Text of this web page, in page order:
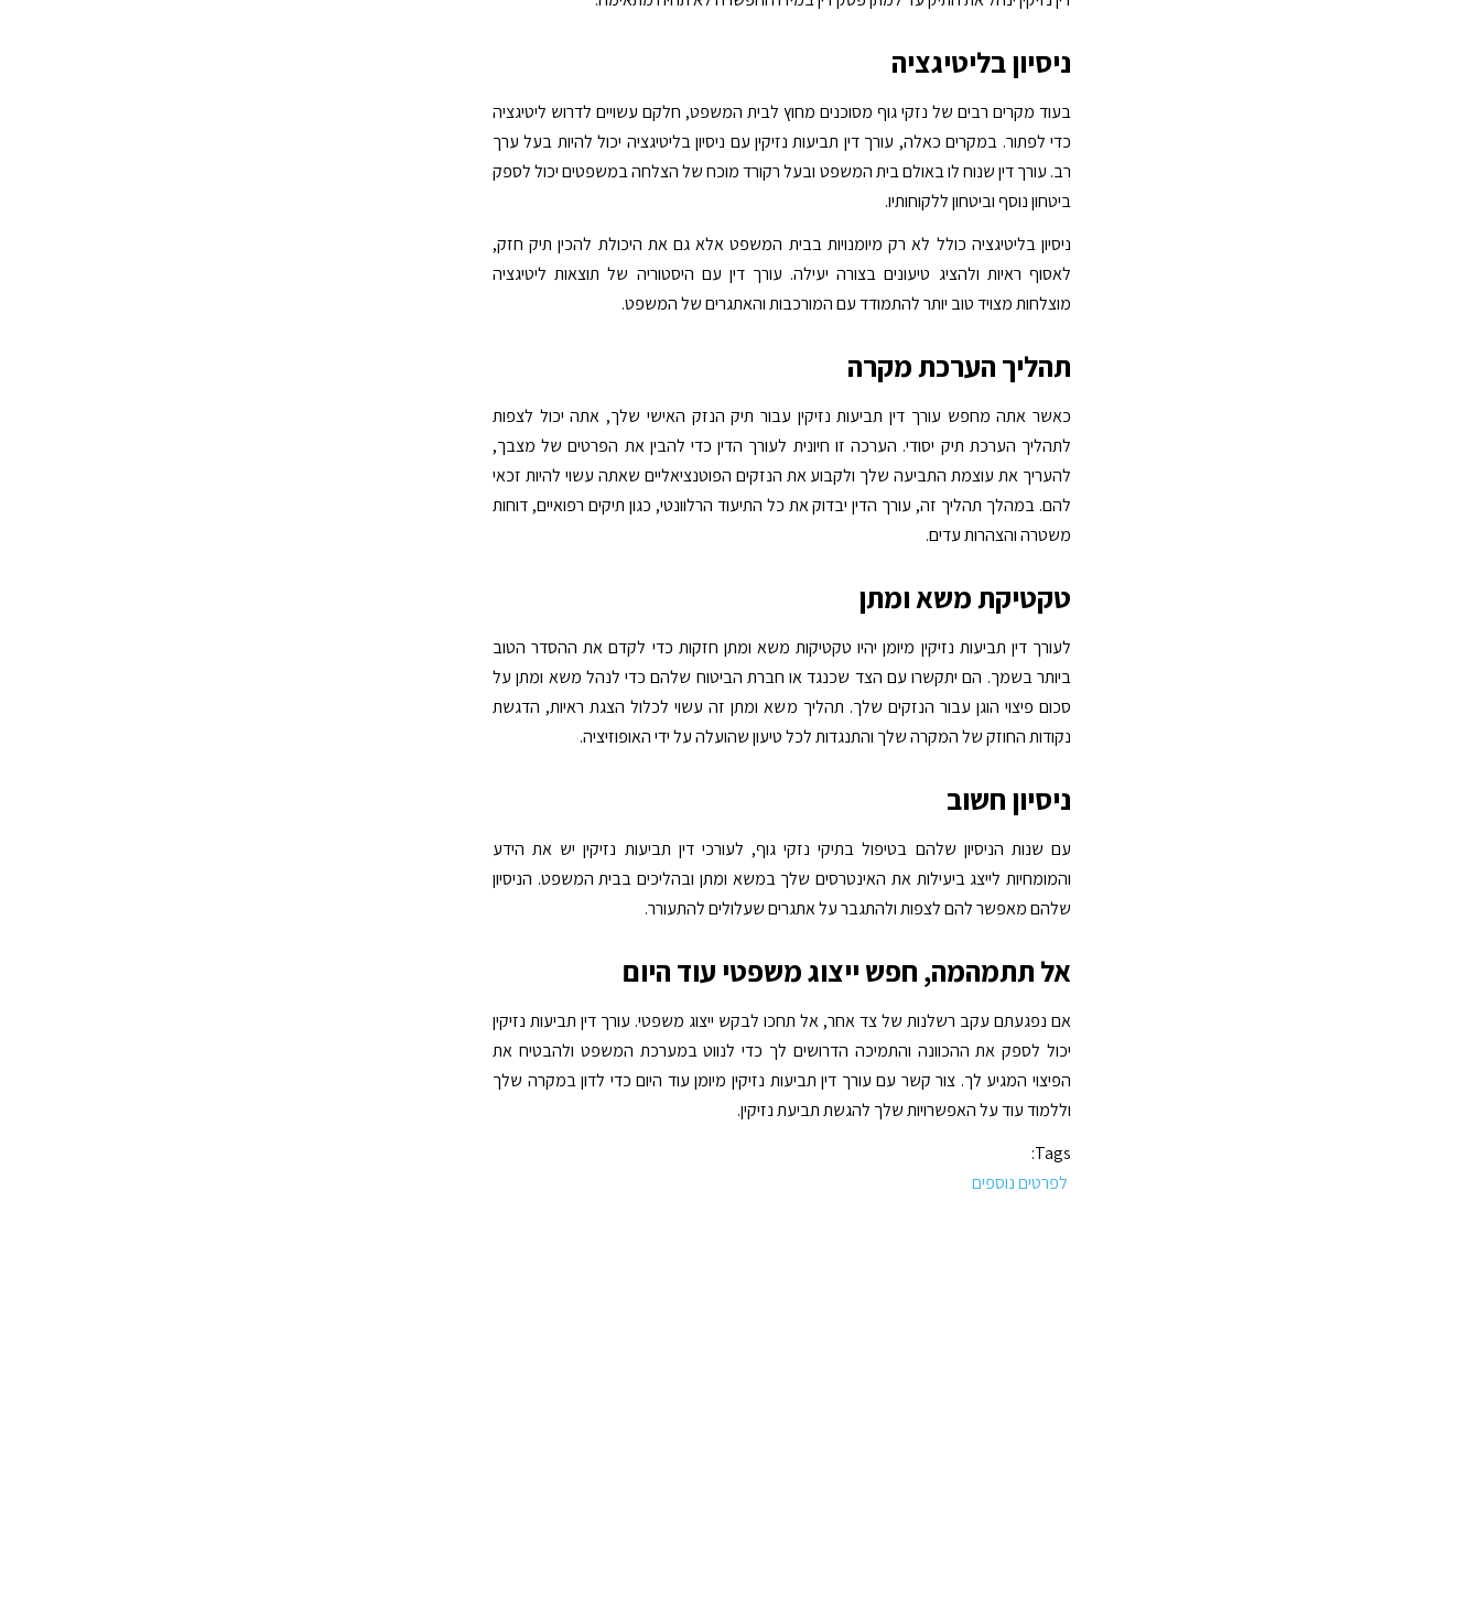
ניסיון בליטיגציה
בעוד מקרים רבים של נזקי גוף מסוכנים מחוץ לבית המשפט, חלקם עשויים לדרוש ליטיגציה
כדי לפתור. במקרים כאלה, עורך דין תביעות נזיקין עם ניסיון בליטיגציה יכול להיות בעל ערך
רב. עורך דין שנוח לו באולם בית המשפט ובעל רקורד מוכח של הצלחה במשפטים יכול לספק
ביטחון נוסף וביטחון ללקוחותיו.
ניסיון בליטיגציה כולל לא רק מיומנויות בבית המשפט אלא גם את היכולת להכין תיק חזק,
לאסוף ראיות ולהציג טיעונים בצורה יעילה. עורך דין עם היסטוריה של תוצאות ליטיגציה
מוצלחות מצויד טוב יותר להתמודד עם המורכבות והאתגרים של המשפט.
תהליך הערכת מקרה
כאשר אתה מחפש עורך דין תביעות נזיקין עבור תיק הנזק האישי שלך, אתה יכול לצפות
לתהליך הערכת תיק יסודי. הערכה זו חיונית לעורך הדין כדי להבין את הפרטים של מצבך,
להעריך את עוצמת התביעה שלך ולקבוע את הנזקים הפוטנציאליים שאתה עשוי להיות זכאי
להם. במהלך תהליך זה, עורך הדין יבדוק את כל התיעוד הרלוונטי, כגון תיקים רפואיים, דוחות
משטרה והצהרות עדים.
טקטיקת משא ומתן
לעורך דין תביעות נזיקין מיומן יהיו טקטיקות משא ומתן חזקות כדי לקדם את ההסדר הטוב
ביותר בשמך. הם יתקשרו עם הצד שכנגד או חברת הביטוח שלהם כדי לנהל משא ומתן על
סכום פיצוי הוגן עבור הנזקים שלך. תהליך משא ומתן זה עשוי לכלול הצגת ראיות, הדגשת
נקודות החוזק של המקרה שלך והתנגדות לכל טיעון שהועלה על ידי האופוזיציה.
ניסיון חשוב
עם שנות הניסיון שלהם בטיפול בתיקי נזקי גוף, לעורכי דין תביעות נזיקין יש את הידע
והמומחיות לייצג ביעילות את האינטרסים שלך במשא ומתן ובהליכים בבית המשפט. הניסיון
שלהם מאפשר להם לצפות ולהתגבר על אתגרים שעלולים להתעורר.
אל תתמהמה, חפש ייצוג משפטי עוד היום
אם נפגעתם עקב רשלנות של צד אחר, אל תחכו לבקש ייצוג משפטי. עורך דין תביעות נזיקין
יכול לספק את ההכוונה והתמיכה הדרושים לך כדי לנווט במערכת המשפט ולהבטיח את
הפיצוי המגיע לך. צור קשר עם עורך דין תביעות נזיקין מיומן עוד היום כדי לדון במקרה שלך
וללמוד עוד על האפשרויות שלך להגשת תביעת נזיקין.
Tags:
לפרטים נוספים